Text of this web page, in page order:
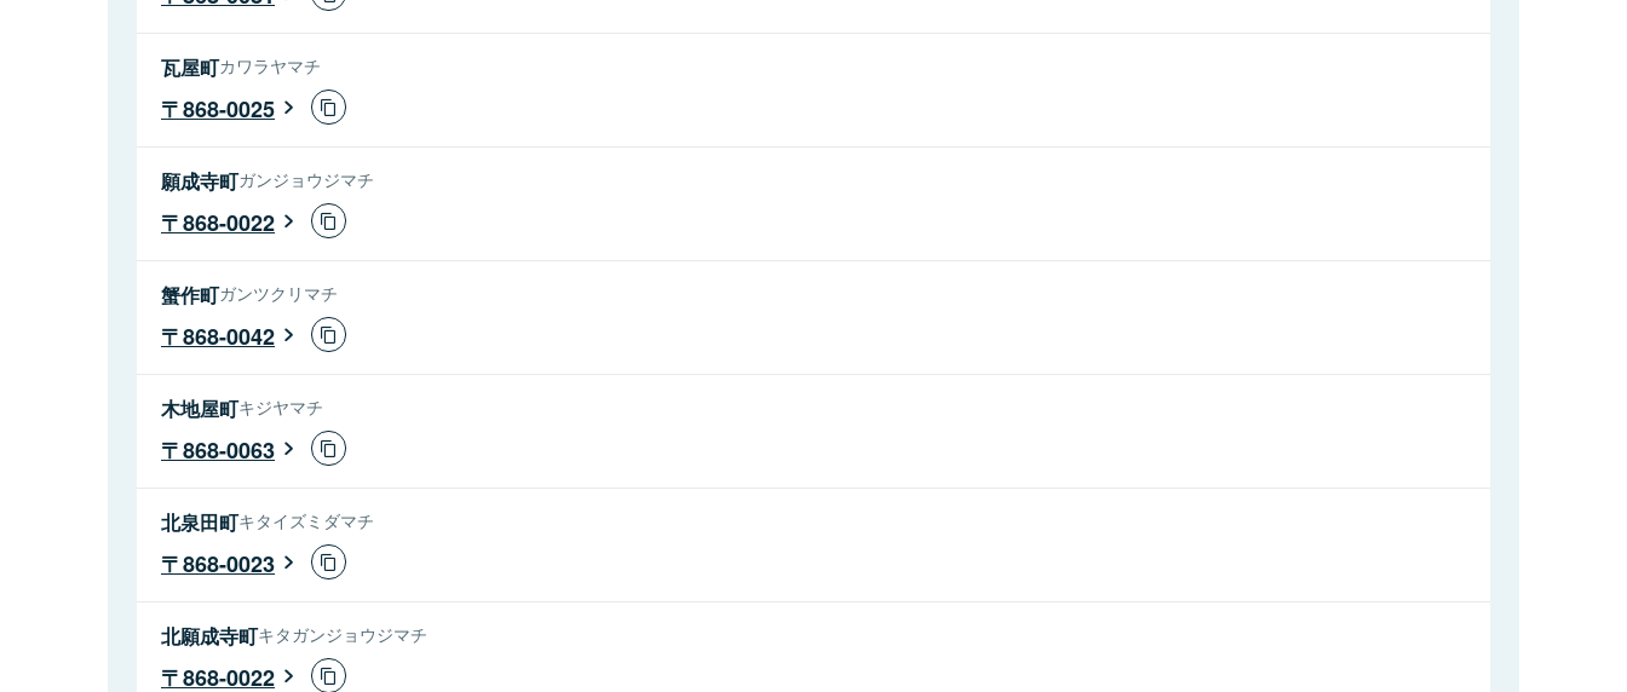
瓦屋町カワラヤマチ
868-0025
願成寺町ガンジョウジマチ
868-0022
蟹作町ガンツクリマチ
868-0042
木地屋町キジヤマチ
868-0063
北泉田町キタイズミダマチ
868-0023
北願成寺町キタガンジョウジマチ
868-0022